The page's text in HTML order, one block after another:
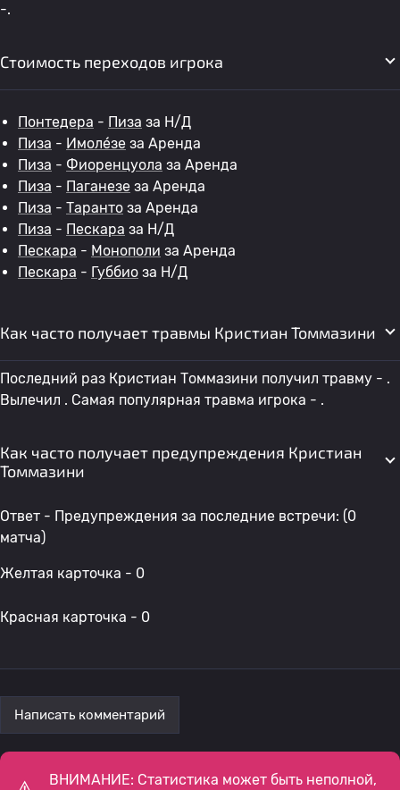
-.
Стоимость переходов игрока
Понтедера - Пиза за Н/Д
Пиза - Имоле́зе за Аренда
Пиза - Фиоренцуола за Аренда
Пиза - Паганезе за Аренда
Пиза - Таранто за Аренда
Пиза - Пескара за Н/Д
Пескара - Монополи за Аренда
Пескара - Губбио за Н/Д
Как часто получает травмы Кристиан Томмазини
Последний раз Кристиан Томмазини получил травму - .
Вылечил . Самая популярная травма игрока - .
Как часто получает предупреждения Кристиан
Томмазини
Ответ - Предупреждения за последние встречи: (0
матча)
Желтая карточка - 0
Красная карточка - 0
Написать комментарий
ВНИМАНИЕ: Статистика может быть неполной,